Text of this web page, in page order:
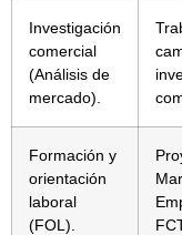
Investigación
comercial
(Análisis de
mercado).
Formación y
orientación
laboral
(FOL).